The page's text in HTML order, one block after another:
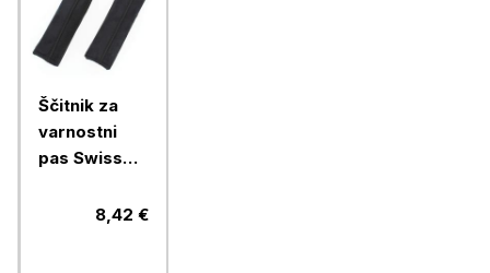
Ščitnik za
varnostni
pas Swiss
cm, črn8,42 €